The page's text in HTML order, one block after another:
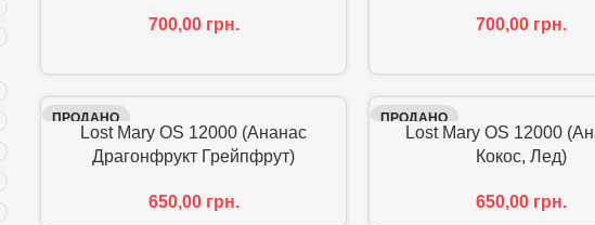
700,00 грн. 700,00 грн.
ПРОДАНО
Lost Mary OS 12000 (Ананас
Драгонфрукт Грейпфрут)
650,00 грн.
ПРОДАНО
Lost Mary OS 12000
Кокос, Лед)
650,00 грн.